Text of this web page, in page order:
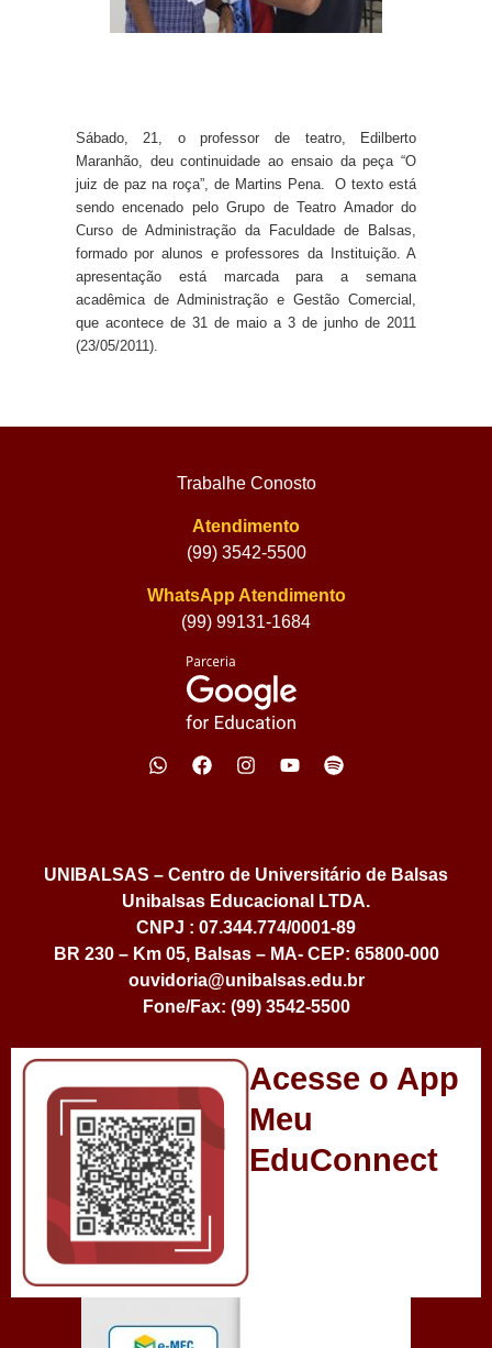
Sábado, 21, o professor de teatro, Edilberto
Maranhão, deu continuidade ao ensaio da peça “O
juiz de paz na roça”, de Martins Pena. O texto está
sendo encenado pelo Grupo de Teatro Amador do
Curso de Administração da Faculdade de Balsas,
formado por alunos e professores da Instituição. A
apresentação está marcada para a semana
acadêmica de Administração e Gestão Comercial,
que acontece de 31 de maio a 3 de junho de 2011
(23/05/2011).
Trabalhe Conosto
Atendimento
(99) 3542-5500
WhatsApp Atendimento
(99) 99131-1684
UNIBALSAS – Centro de Universitário de Balsas
Unibalsas Educacional LTDA.
CNPJ : 07.344.774/0001-89
BR 230 – Km 05, Balsas – MA- CEP: 65800-000
ouvidoria@unibalsas.edu.br
Fone/Fax: (99) 3542-5500
Acesse o App
Meu
EduConnect